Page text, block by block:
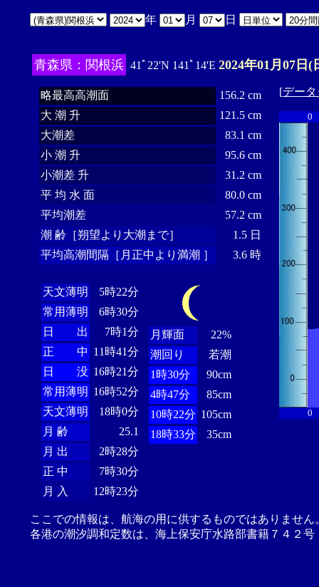
年 月 日
青森県：関根浜 41ﾟ22'N 141ﾟ14'E 2024年01月07日(
略最高高潮面
156.2 cm
大 潮 升
121.5 cm
大潮差
83.1 cm
小 潮 升
95.6 cm
小潮差 升
31.2 cm
平 均 水 面
80.0 cm
平均潮差
57.2 cm
潮 齢［朔望より大潮まで］
1.5 日
平均高潮間隔［月正中より満潮 ］
3.6 時
天文薄明
5時22分
常用薄明
6時30分
日 出
7時1分
正 中 11時41分
日 没 16時21分
常用薄明 16時52分
天文薄明
18時0分
月 齢
25.1
月 出
2時28分
正 中
7時30分
月 入
12時23分
月輝面
22%
潮回り
若潮
1時30分
90cm
4時47分
85cm
10時22分 105cm
18時33分
35cm
[デー
0
0
ここでの情報は、航海の用に供するものではありませ
各港の潮汐調和定数は、海上保安庁水路部書籍７４２